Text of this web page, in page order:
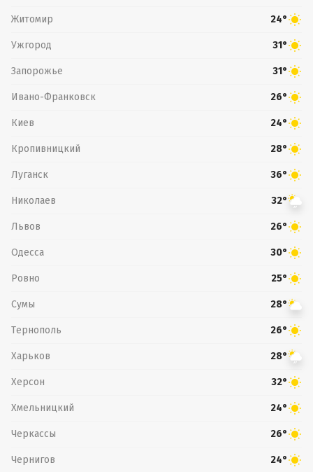
Житомир 24°
Ужгород 31°
Запорожье 31°
Ивано-Франковск 26°
Киев 24°
Кропивницкий 28°
Луганск 36°
Николаев 32°
Львов 26°
Одесса 30°
Ровно 25°
Сумы 28°
Тернополь 26°
Харьков 28°
Херсон 32°
Хмельницкий 24°
Черкассы 26°
Чернигов 24°